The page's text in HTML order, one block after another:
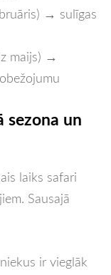
→ sulīgas
maijs) →
un
laiks safari
Sausajā
ir vieglāk